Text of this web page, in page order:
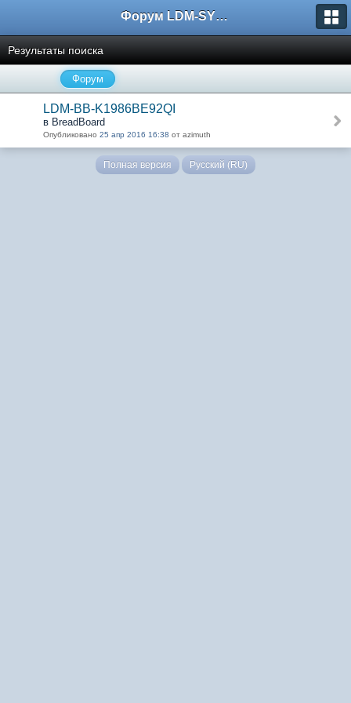
Форум LDM-SYSTEMS
Результаты поиска
Форум
LDM-BB-K1986BE92QI
в BreadBoard
Опубликовано 25 апр 2016 16:38 от azimuth
Полная версия Русский (RU)